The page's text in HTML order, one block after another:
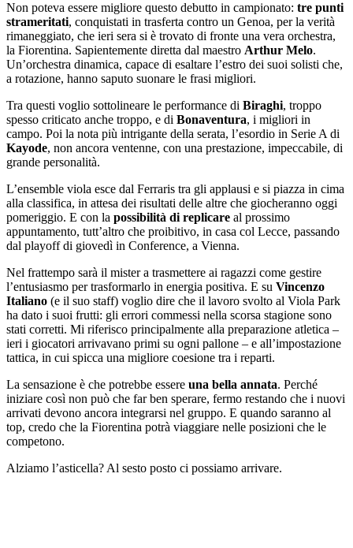
Non poteva essere migliore questo debutto in campionato: tre punti
strameritati, conquistati in trasferta contro un Genoa, per la verità
rimaneggiato, che ieri sera si è trovato di fronte una vera orchestra,
la Fiorentina. Sapientemente diretta dal maestro Arthur Melo.
Un’orchestra dinamica, capace di esaltare l’estro dei suoi solisti che,
a rotazione, hanno saputo suonare le frasi migliori.
Tra questi voglio sottolineare le performance di Biraghi, troppo
spesso criticato anche troppo, e di Bonaventura, i migliori in
campo. Poi la nota più intrigante della serata, l’esordio in Serie A di
Kayode, non ancora ventenne, con una prestazione, impeccabile, di
grande personalità.
L’ensemble viola esce dal Ferraris tra gli applausi e si piazza in cima
alla classifica, in attesa dei risultati delle altre che giocheranno oggi
pomeriggio. E con la possibilità di replicare al prossimo
appuntamento, tutt’altro che proibitivo, in casa col Lecce, passando
dal playoff di giovedì in Conference, a Vienna.
Nel frattempo sarà il mister a trasmettere ai ragazzi come gestire
l’entusiasmo per trasformarlo in energia positiva. E su Vincenzo
Italiano (e il suo staff) voglio dire che il lavoro svolto al Viola Park
ha dato i suoi frutti: gli errori commessi nella scorsa stagione sono
stati corretti. Mi riferisco principalmente alla preparazione atletica –
ieri i giocatori arrivavano primi su ogni pallone – e all’impostazione
tattica, in cui spicca una migliore coesione tra i reparti.
La sensazione è che potrebbe essere una bella annata. Perché
iniziare così non può che far ben sperare, fermo restando che i nuovi
arrivati devono ancora integrarsi nel gruppo. E quando saranno al
top, credo che la Fiorentina potrà viaggiare nelle posizioni che le
competono.
Alziamo l’asticella? Al sesto posto ci possiamo arrivare.